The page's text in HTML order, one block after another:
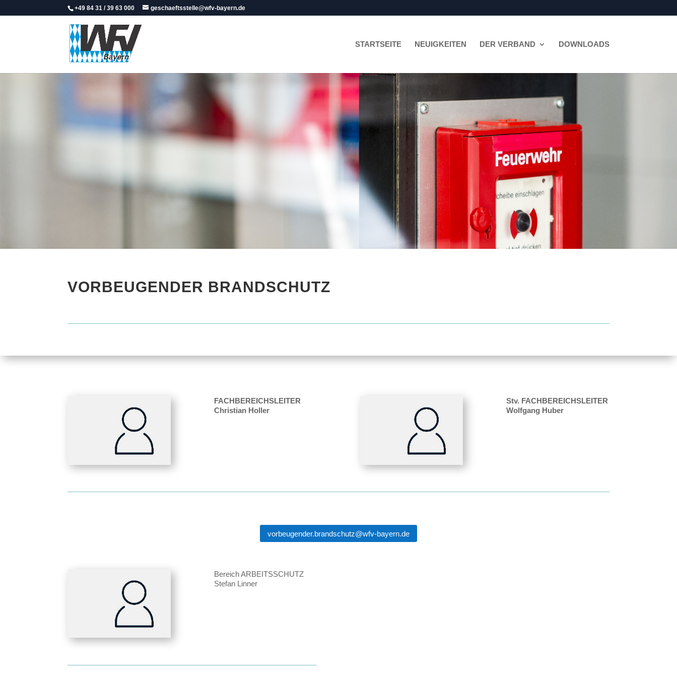
+49 84 31 / 39 63 000 geschaeftsstelle@wfv-bayern.de
STARTSEITE NEUIGKEITEN DER VERBAND DOWNLOADS
VORBEUGENDER BRANDSCHUTZ
FACHBEREICHSLEITER
Christian Holler
Stv. FACHBEREICHSLEITER
Wolfgang Huber
vorbeugender.brandschutz@wfv-bayern.de
Bereich ARBEITSSCHUTZ
Stefan Linner